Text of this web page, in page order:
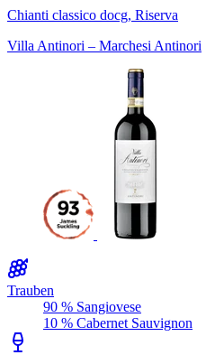
Chianti classico docg, Riserva
Villa Antinori – Marchesi Antinori
Trauben
90 % Sangiovese
10 % Cabernet Sauvignon